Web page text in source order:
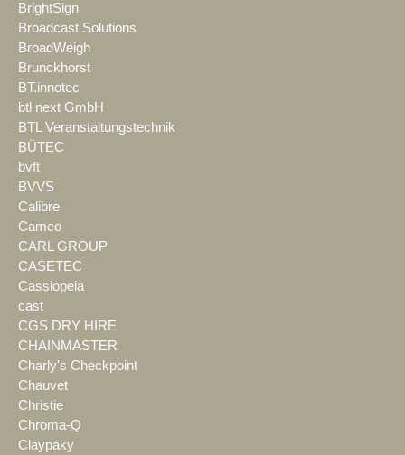
BrightSign
Broadcast Solutions
BroadWeigh
Brunckhorst
BT.innotec
btl next GmbH
BTL Veranstaltungstechnik
BÜTEC
bvft
BVVS
Calibre
Cameo
CARL GROUP
CASETEC
Cassiopeia
cast
CGS DRY HIRE
CHAINMASTER
Charly's Checkpoint
Chauvet
Christie
Chroma-Q
Claypaky